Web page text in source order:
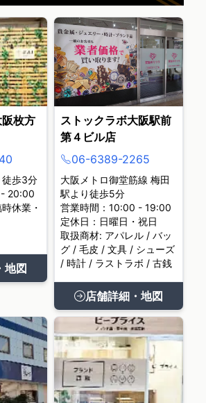
枚方
徒歩3分
- 20:00
休業・
地図
ストックラボ大阪駅前
第４ビル店
06-6389-2265
大阪メトロ御堂筋線 梅田
駅より徒歩5分
営業時間：10:00 - 19:00
定休日：日曜日・祝日
取扱商材: アパレル / バッ
グ / 毛皮 / 文具 / シューズ
/ 時計 / ラストラボ / 古銭
店舗詳細・地図